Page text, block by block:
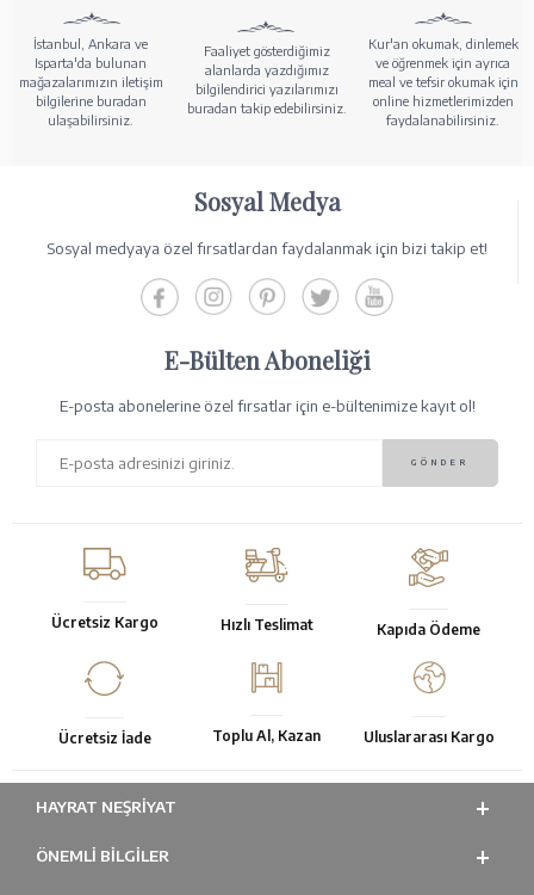
İstanbul, Ankara ve
Isparta'da bulunan
mağazalarımızın iletişim
bilgilerine buradan
ulaşabilirsiniz.
Faaliyet gösterdiğimiz
alanlarda yazdığımız
bilgilendirici yazılarımızı
buradan takip edebilirsiniz.
Kur'an okumak, dinlemek
ve öğrenmek için ayrıca
meal ve tefsir okumak için
online hizmetlerimizden
faydalanabilirsiniz.
Sosyal Medya
Sosyal medyaya özel fırsatlardan faydalanmak için bizi takip et!
E-Bülten Aboneliği
E-posta abonelerine özel fırsatlar için e-bültenimize kayıt ol!
Ücretsiz Kargo Hızlı Teslimat Kapıda Ödeme
Ücretsiz İade Toplu Al, Kazan Uluslararası Kargo
HAYRAT NEŞRIYAT
ÖNEMLI BILGILER